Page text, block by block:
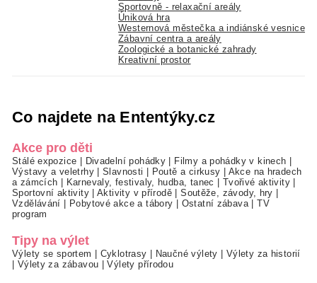
Sportovně - relaxační areály
Úniková hra
Westernová městečka a indiánské vesnice
Zábavní centra a areály
Zoologické a botanické zahrady
Kreativní prostor
Co najdete na Ententýky.cz
Akce pro děti
Stálé expozice Divadelní pohádky Filmy a pohádky v kinech
Výstavy a veletrhy|Slavnosti Poutě a cirkusy
Akce na hradech
a zámcích
Karnevaly, festivaly, hudba, tanec Tvořivé aktivity
Sportovní aktivity|Aktivity v přírodě |Soutěže, závody, hry
Vzdělávání
Pobytové akce a tábory Ostatní zábava|TV
program
Tipy na výlet
Výlety se sportem Cyklotrasy Naučné výlety
Výlety za historií
Výlety za zábavou |Výlety přírodou